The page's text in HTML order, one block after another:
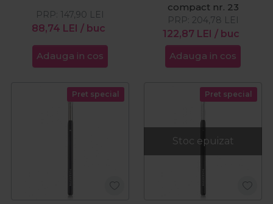
88,74 LEI / buc
PRP: 147,90 LEI
Adauga in cos
compact nr. 23
122,87 LEI / buc
PRP: 204,78 LEI
Adauga in cos
Pret special
Stoc epuizat
Pret special